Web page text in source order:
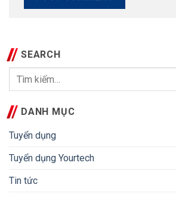
SEARCH
DANH MỤC
Tuyển dụng
Tuyển dụng Yourtech
Tin tức